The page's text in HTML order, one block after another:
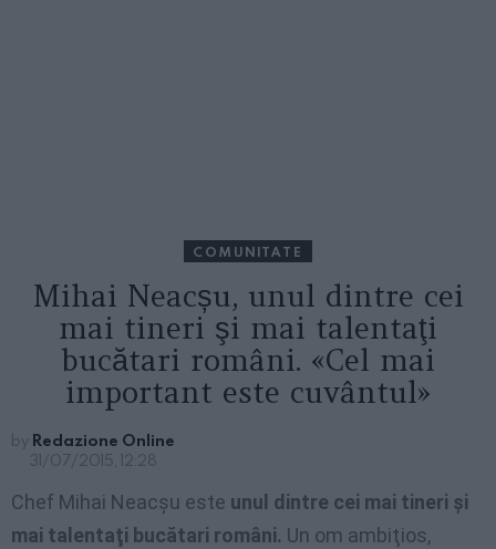
COMUNITATE
Mihai Neacșu, unul dintre cei
mai tineri şi mai talentaţi
bucătari români. «Cel mai
important este cuvântul»
by Redazione Online
31/07/2015, 12:28
Chef Mihai Neacşu este unul dintre cei mai tineri şi
mai talentaţi bucătari români. Un om ambiţios,